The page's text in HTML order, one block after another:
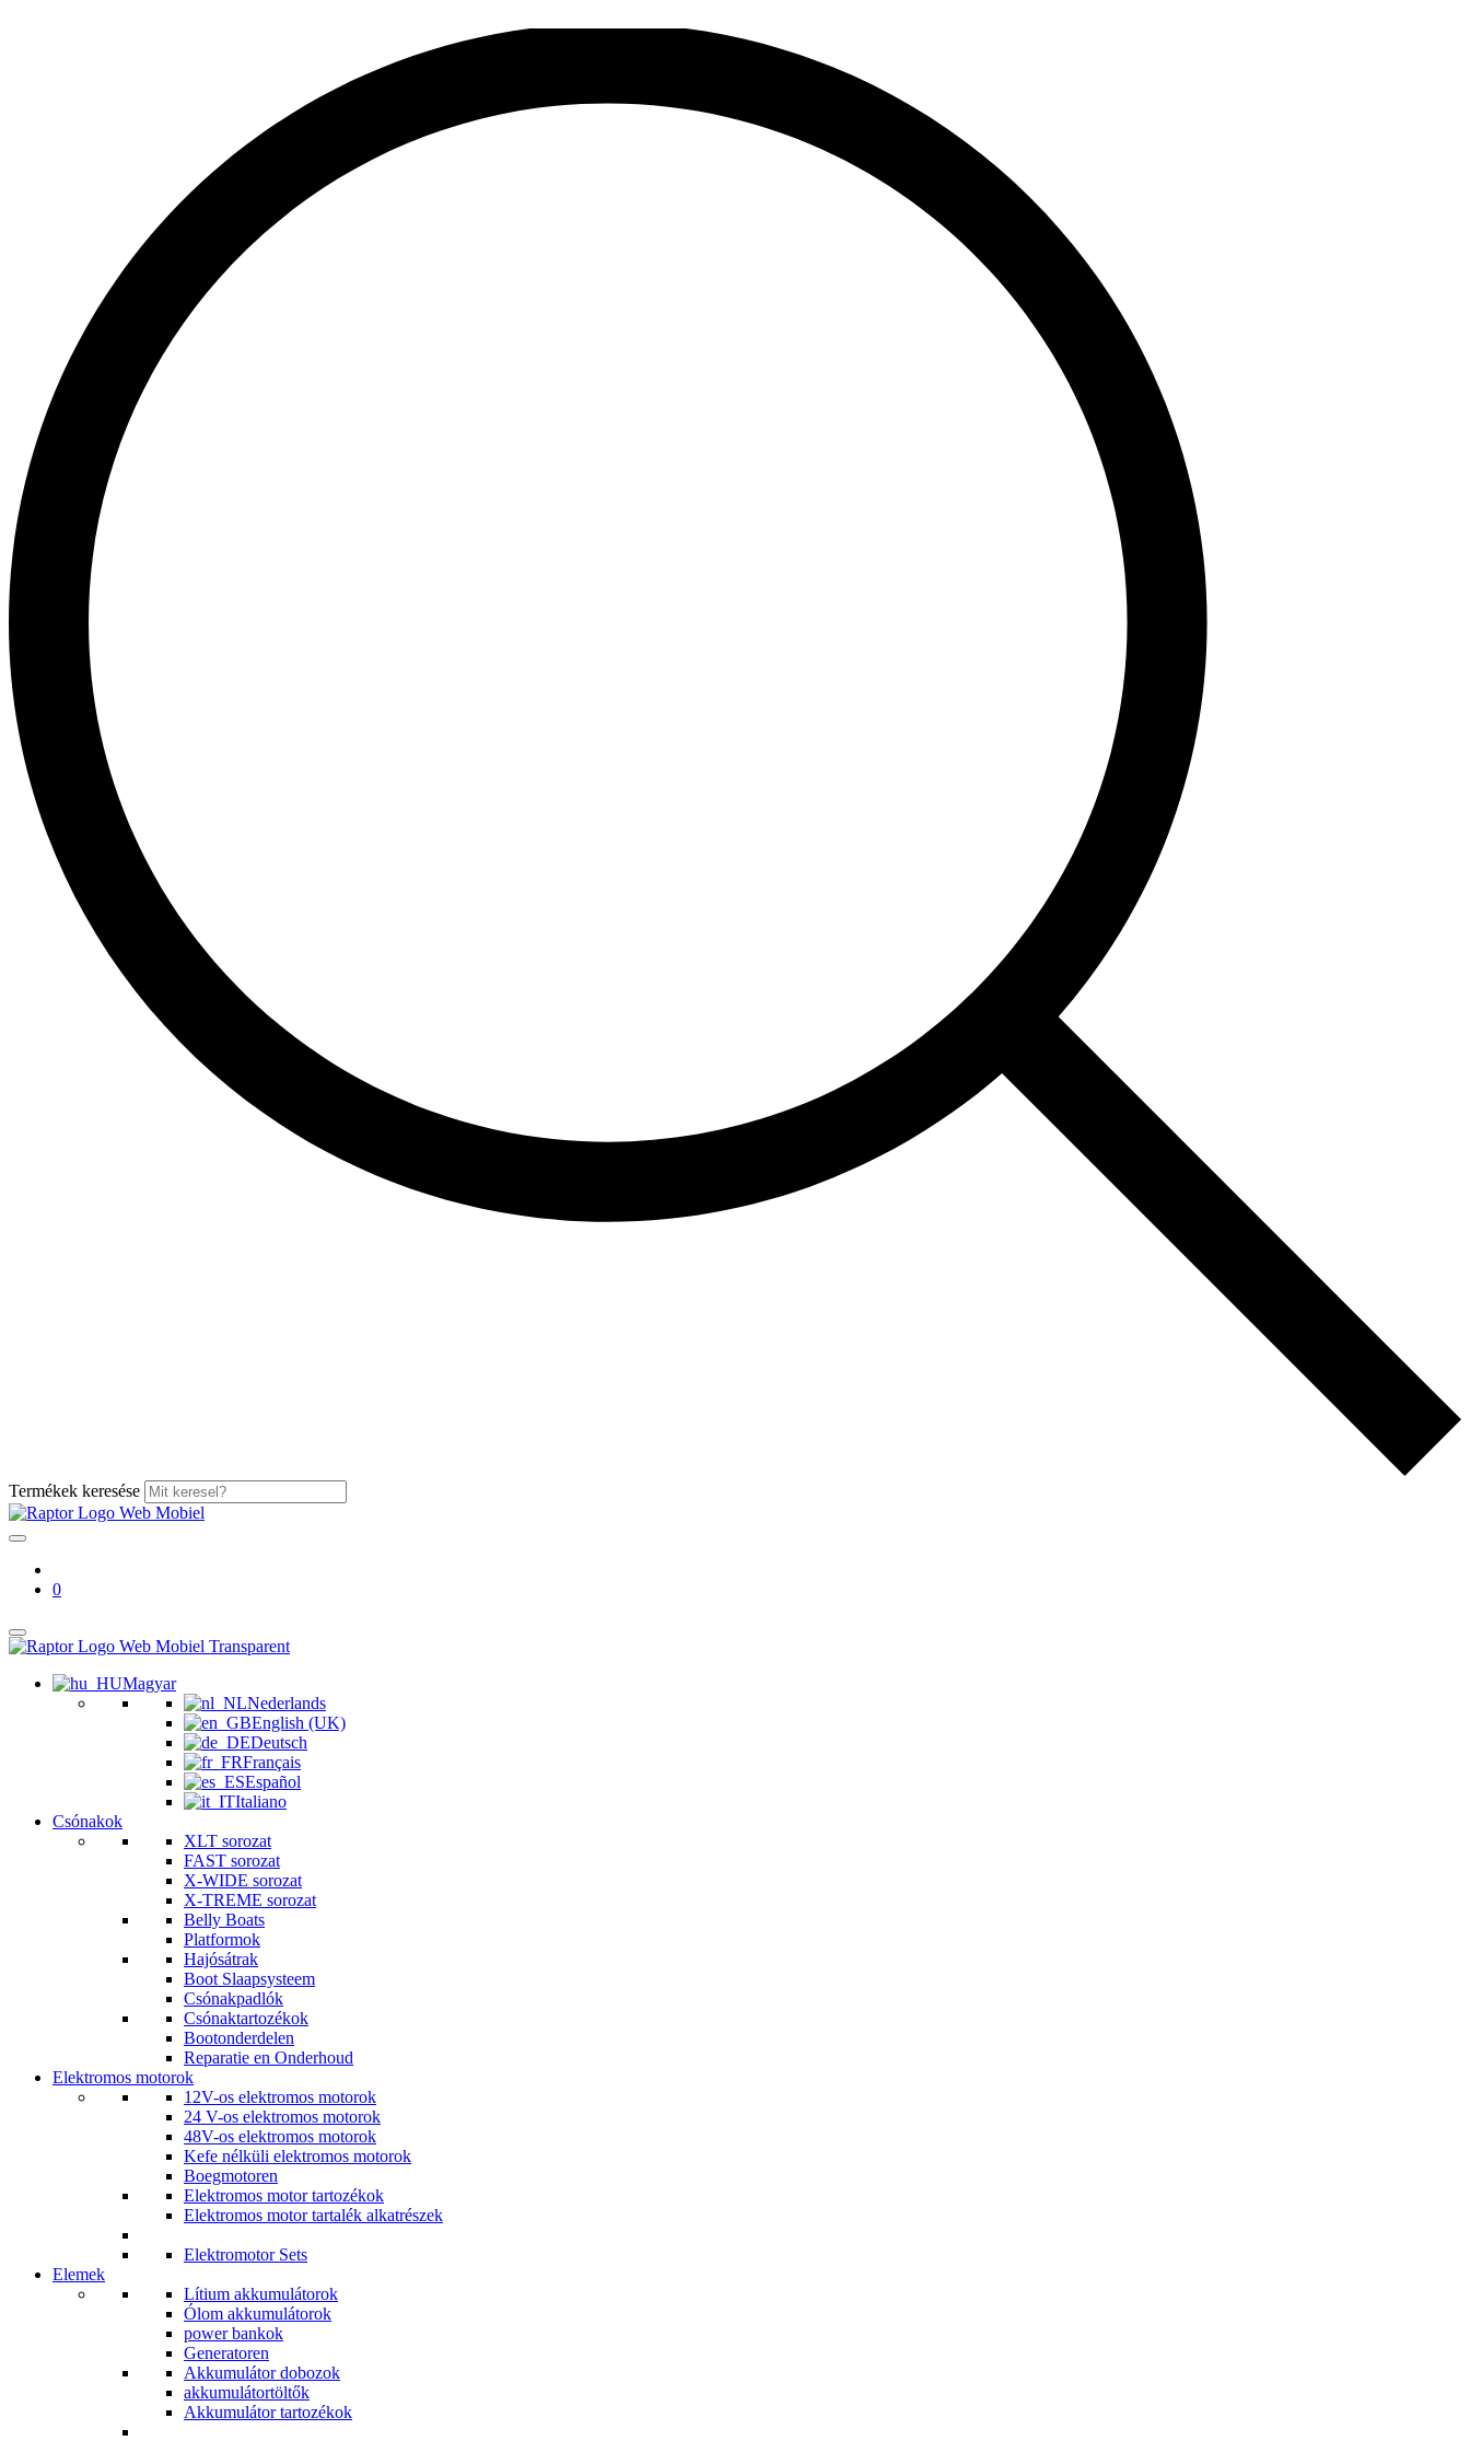
Termékek keresése
0
Magyar
Nederlands
English (UK)
Deutsch
Français
Español
Italiano
Csónakok
XLT sorozat
FAST sorozat
X-WIDE sorozat
X-TREME sorozat
Belly Boats
Platformok
Hajósátrak
Boot Slaapsysteem
Csónakpadlók
Csónaktartozékok
Bootonderdelen
Reparatie en Onderhoud
Elektromos motorok
12V-os elektromos motorok
24 V-os elektromos motorok
48V-os elektromos motorok
Kefe nélküli elektromos motorok
Boegmotoren
Elektromos motor tartozékok
Elektromos motor tartalék alkatrészek
Elektromotor Sets
Elemek
Lítium akkumulátorok
Ólom akkumulátorok
power bankok
Generatoren
Akkumulátor dobozok
akkumulátortöltők
Akkumulátor tartozékok